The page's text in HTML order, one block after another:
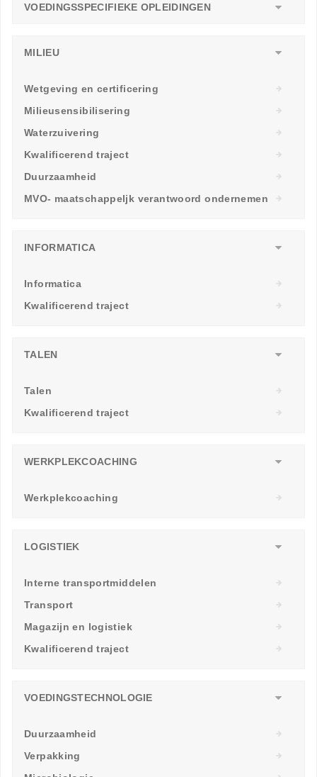
VOEDINGSSPECIFIEKE OPLEIDINGEN
MILIEU
Wetgeving en certificering
Milieusensibilisering
Waterzuivering
Kwalificerend traject
Duurzaamheid
MVO- maatschappeljk verantwoord ondernemen
INFORMATICA
Informatica
Kwalificerend traject
TALEN
Talen
Kwalificerend traject
WERKPLEKCOACHING
Werkplekcoaching
LOGISTIEK
Interne transportmiddelen
Transport
Magazijn en logistiek
Kwalificerend traject
VOEDINGSTECHNOLOGIE
Duurzaamheid
Verpakking